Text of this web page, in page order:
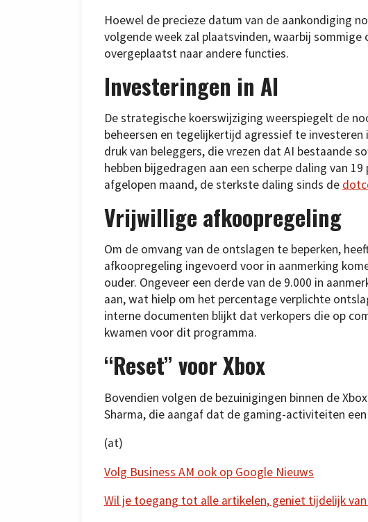
Hoewel de precieze datum van de aankondiging
volgende week zal plaatsvinden, waarbij
overgeplaatst naar andere functies.
Investeringen in AI
De strategische koerswijziging weerspiegelt de
beheersen en tegelijkertijd agressief te
druk van beleggers, die vrezen dat AI bestaande
hebben bijgedragen aan een scherpe daling van
afgelopen maand, de sterkste daling sinds de
Vrijwillige afkoopregeling
Om de omvang van de ontslagen te beperken,
afkoopregeling ingevoerd voor in aanmerking
ouder. Ongeveer een derde van de 9.000 in
aan, wat hielp om het percentage verplichte
interne documenten blijkt dat verkopers die op
kwamen voor dit programma.
“Reset” voor Xbox
Bovendien volgen de bezuinigingen binnen de
Sharma, die aangaf dat de gaming-activiteiten
(at)
Volg Business AM ook op Google Nieuws
Wil je toegang tot alle artikelen, geniet tijdelijk